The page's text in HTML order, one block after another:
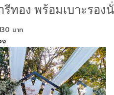
รีทอง พร้อมเบาะรอง
บาท
ง